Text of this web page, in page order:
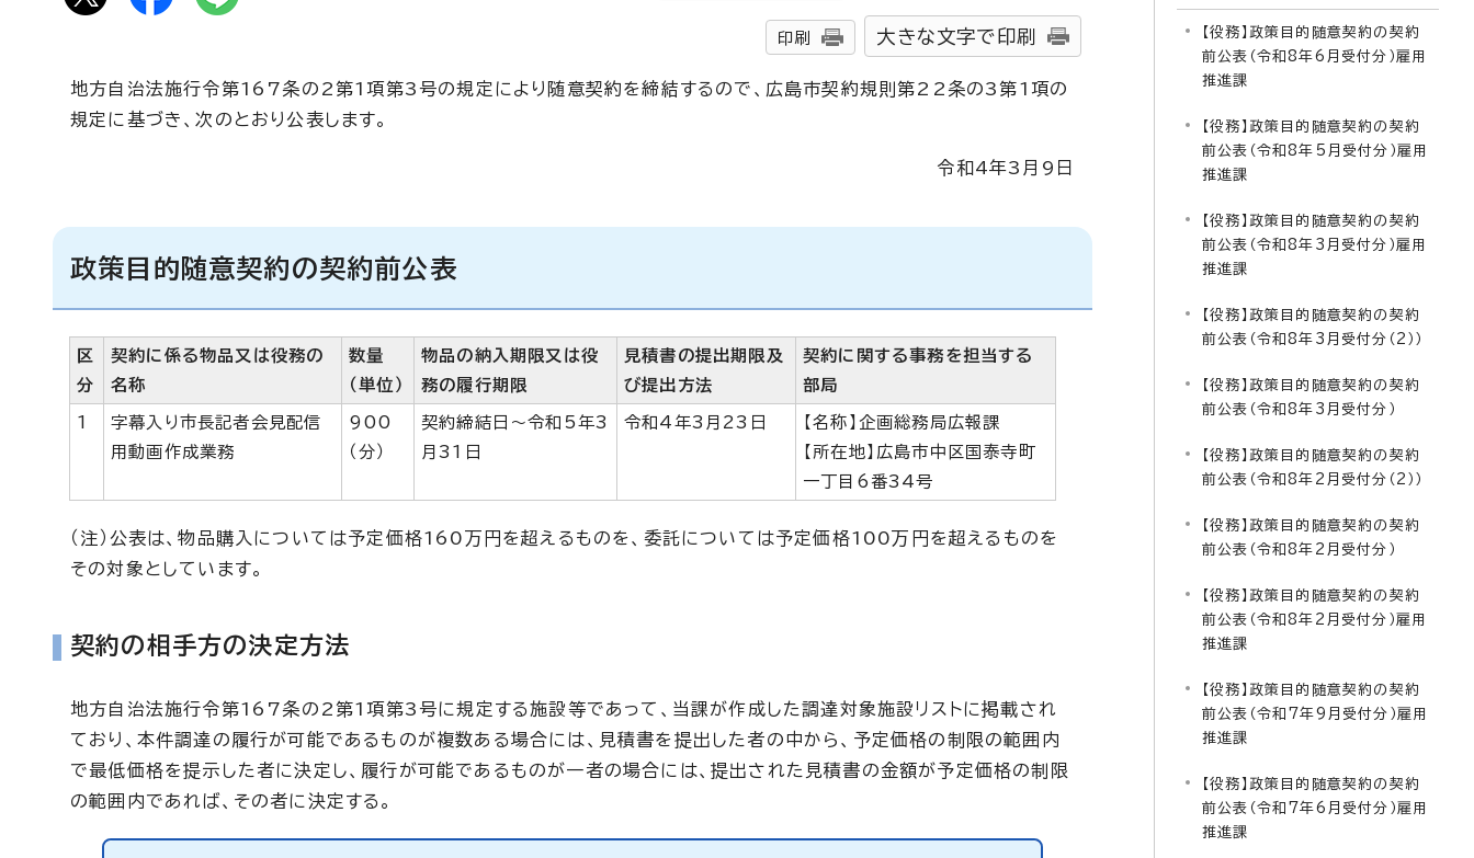
印刷 大きな文字で印刷
地方自治法施行令第167条の2第1項第3号の規定により随意契約を締結するので、広島市契約規則第22条の3第1項の
規定に基づき、次のとおり公表します。
令和4年3月9日
政策目的随意契約の契約前公表
区
分
契約に係る物品又は役務の
名称
数量
（単位）
物品の納入期限又は役
務の履行期限
見積書の提出期限及
び提出方法
契約に関する事務を担当する
部局
1
字幕入り市長記者会見配信
用動画作成業務
900
（分）
契約締結日～令和5年3
月31日
令和4年3月23日
【名称】企画総務局広報課
【所在地】広島市中区国泰寺町
一丁目6番34号
（注）公表は、物品購入については予定価格160万円を超えるものを、委託については予定価格100万円を超えるものを
その対象としています。
契約の相手方の決定方法
地方自治法施行令第167条の2第1項第3号に規定する施設等であって、当課が作成した調達対象施設リストに掲載され
ており、本件調達の履行が可能であるものが複数ある場合には、見積書を提出した者の中から、予定価格の制限の範囲内
で最低価格を提示した者に決定し、履行が可能であるものが一者の場合には、提出された見積書の金額が予定価格の制限
の範囲内であれば、その者に決定する。
【役務】政策目的随意契約の契約
前公表（令和8年6月受付分）雇用
推進課
【役務】政策目的随意契約の契約
前公表（令和8年5月受付分）雇用
推進課
【役務】政策目的随意契約の契約
前公表（令和8年3月受付分）雇用
推進課
【役務】政策目的随意契約の契約
前公表（令和8年3月受付分（2））
【役務】政策目的随意契約の契約
前公表（令和8年3月受付分）
【役務】政策目的随意契約の契約
前公表（令和8年2月受付分（2））
【役務】政策目的随意契約の契約
前公表（令和8年2月受付分）
【役務】政策目的随意契約の契約
前公表（令和8年2月受付分）雇用
推進課
【役務】政策目的随意契約の契約
前公表（令和7年9月受付分）雇用
推進課
【役務】政策目的随意契約の契約
前公表（令和7年6月受付分）雇用
推進課